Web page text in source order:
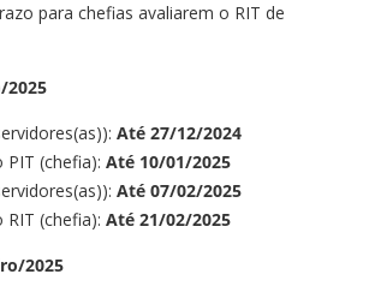
para chefias avaliarem o RIT de
2025
Até 27/12/2024
PIT (chefia):Até 10/01/2025
Até 07/02/2025
RIT (chefia):Até 21/02/2025
/2025